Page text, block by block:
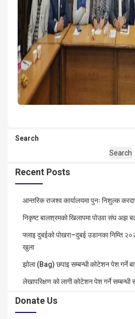
Search
Search
Recent Posts
आन्तरिक राजश्व कार्यालयमा पुनः निशुल्क
निकृष्ट बालश्रमको खिलापमा पोउवा संघ अझ
फ्लाइ दुबईको पोखरा–दुबई उडानका निम्ति
खुला
झोला (Bag) छपाइ सम्बन्धी कोटेशन पेश गर्ने
लेखापरिक्षण को लागी कोटेशन पेश गर्ने सम्बन्धी
Donate Us